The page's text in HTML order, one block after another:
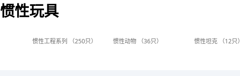
惯性玩具
惯性工程系列 （250只） 惯性动物 （36只）
惯性坦克 （12只）